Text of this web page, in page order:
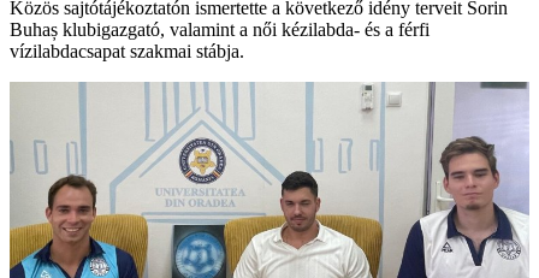
Közös sajtótájékoztatón ismertette a következő idény terveit Sorin
Buhaș klubigazgató, valamint a női kézilabda- és a férfi
vízilabdacsapat szakmai stábja.